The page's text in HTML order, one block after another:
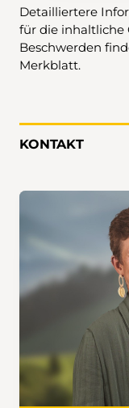
Detailliertere
für die inhaltliche
Beschwerden
Merkblatt.
KONTAKT